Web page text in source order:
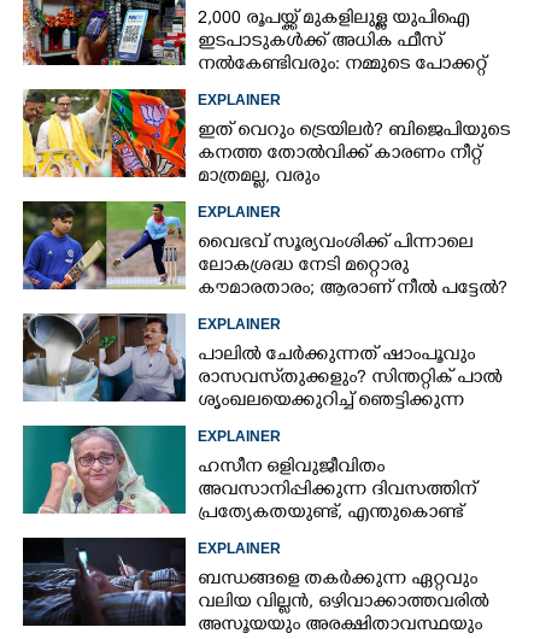
2,000 രൂപയ്ക്ക് മുകളിലുള്ള യുപിഐ
ഇടപാടുകൾക്ക് അധിക ഫീസ്
നൽകേണ്ടിവരും: നമ്മുടെ പോക്കറ്റ്
EXPLAINER
ഇത് വെറും ട്രെയിലർ? ബിജെപിയുടെ
കനത്ത തോൽവിക്ക് കാരണം നീറ്റ്
മാത്രമല്ല, വരും
ബാധിച്ചേക്കാം
EXPLAINER
വൈഭവ് സൂര്യവംശിക്ക് പിന്നാലെ
ലോകശ്രദ്ധ നേടി മറ്റൊരു
കൗമാരതാരം; ആരാണ് നീൽ പട്ടേൽ?
EXPLAINER
പാലിൽ ചേർക്കുന്നത് ഷാംപൂവും
രാസവസ്‌തുക്കളും? സിന്തറ്റിക് പാൽ
ശൃംഖലയെക്കുറിച്ച് ഞെട്ടിക്കുന്ന
EXPLAINER
ഹസീന ഒളിവുജീവിതം
അവസാനിപ്പിക്കുന്ന ദിവസത്തിന്
പ്രത്യേകതയുണ്ട്, എന്തുകൊണ്ട്
EXPLAINER
ബന്ധങ്ങളെ തകർക്കുന്ന ഏറ്റവും
വലിയ വില്ലൻ, ഒഴിവാക്കാത്തവരിൽ
അസൂയയും അരക്ഷിതാവസ്ഥയും